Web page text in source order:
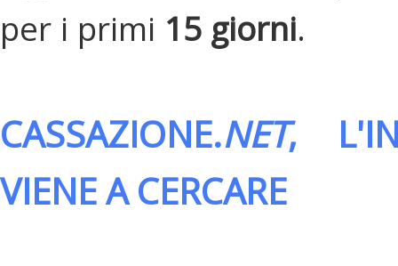
per i primi 15 giorni.
CASSAZIONE.NET,
VIENE A CERCARE